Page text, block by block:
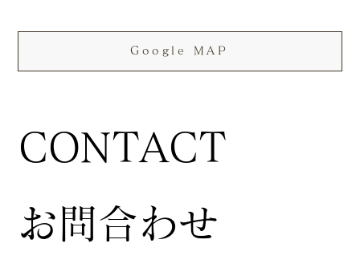
お問合わせ
Google MAP
CONTACT